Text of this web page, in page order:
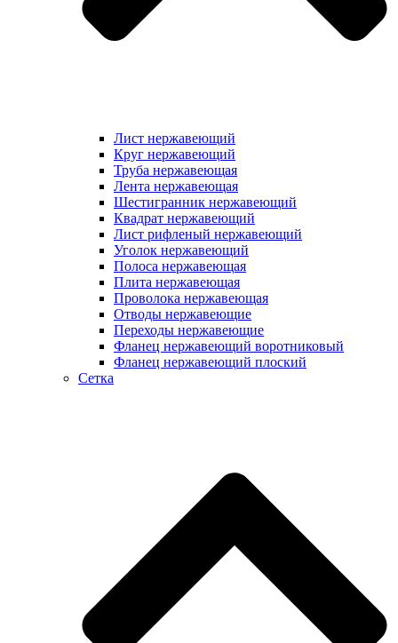
Лист нержавеющий
Круг нержавеющий
Труба нержавеющая
Лента нержавеющая
Шестигранник нержавеющий
Квадрат нержавеющий
Лист рифленый нержавеющий
Уголок нержавеющий
Полоса нержавеющая
Плита нержавеющая
Проволока нержавеющая
Отводы нержавеющие
Переходы нержавеющие
Фланец нержавеющий воротниковый
Фланец нержавеющий плоский
Сетка